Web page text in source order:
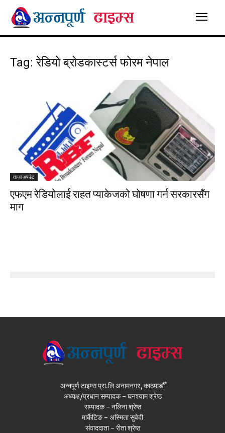
Tag: रेडियो ब्रोडकास्टर्स फोरम नेपाल
ताजा अपडेट
एफएम रेडियोलाई राहत प्याकेजको घोषणा गर्न सरकारसँग
माग
अन्नपूर्ण टाइम्स प्रा.लि अनामनगर, काठमाडौँ
अध्यक्ष/प्रधान सम्पादक - घनश्याम श्रेष्ठ
सम्पादक - नलिना श्रेष्ठ
मार्केटिङ - अस्मिता सुवेदी
संवाददाता - रीता श्रेष्ठ